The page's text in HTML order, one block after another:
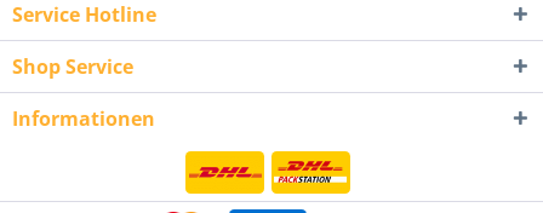
Service Hotline
Shop Service
Informationen